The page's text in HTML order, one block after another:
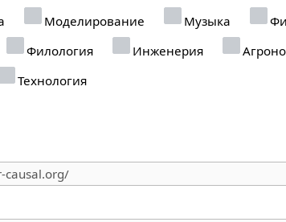
Моделирование Музыка
Филология Инженерия
Технология